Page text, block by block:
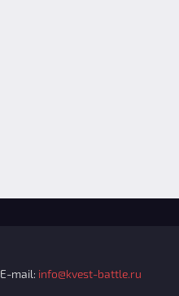
E-mail: info@kvest-battle.ru